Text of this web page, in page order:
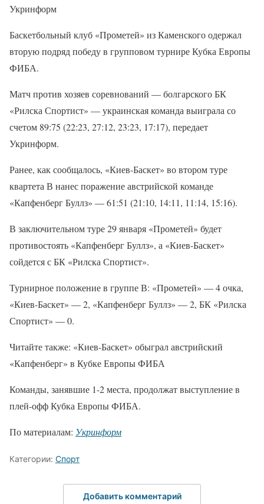
Укринформ
Баскетбольный клуб «Прометей» из Каменского одержал
вторую подряд победу в групповом турнире Кубка Европы
ФИБА.
Матч против хозяев соревнований — болгарского БК
«Рилска Спортист» — украинская команда выиграла со
счетом 89:75 (22:23, 27:12, 23:23, 17:17), передает
Укринформ.
Ранее, как сообщалось, «Киев-Баскет» во втором туре
квартета В нанес поражение австрийской команде
«Капфенберг Буллз» — 61:51 (21:10, 14:11, 11:14, 15:16).
В заключительном туре 29 января «Прометей» будет
противостоять «Капфенберг Буллз», а «Киев-Баскет»
сойдется с БК «Рилска Спортист».
Турнирное положение в группе В: «Прометей» — 4 очка,
«Киев-Баскет» — 2, «Капфенберг Буллз» — 2, БК «Рилска
Спортист» — 0.
Читайте также: «Киев-Баскет» обыграл австрийский
«Капфенберг» в Кубке Европы ФИБА
Команды, занявшие 1-2 места, продолжат выступление в
плей-офф Кубка Европы ФИБА.
По материалам: Укринформ
Категории: Спорт
Добавить комментарий